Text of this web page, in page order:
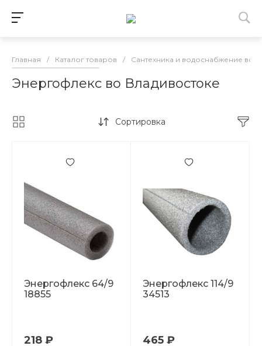
Главная / Каталог товаров / Сантехника и водоснабжение во
Энергофлекс во Владивостоке
Сортировка
Энергофлекс 64/9
18855
218 ₽
Энергофлекс 114/9
34513
465 ₽